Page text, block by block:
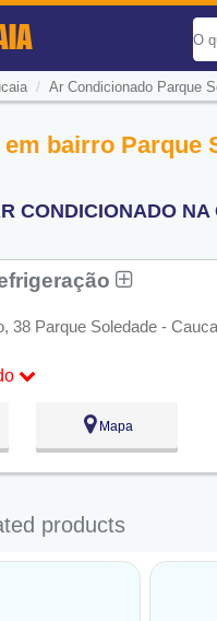
/ Ar Condicionado Parque
bairro Parque
CONDICIONADO
38 Parque Soledade -
Mapa